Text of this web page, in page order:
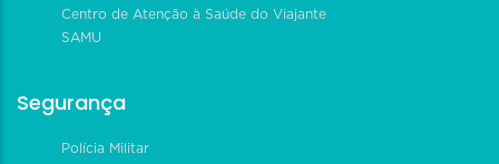
Centro de Atenção à Saúde do Viajante
SAMU
Segurança
Polícia Militar